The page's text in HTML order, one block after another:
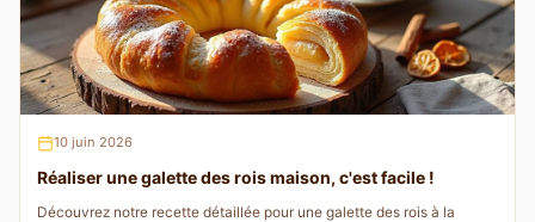
10 juin 2026
Réaliser une galette des rois maison, c'est facile !
Découvrez notre recette détaillée pour une galette des rois à la